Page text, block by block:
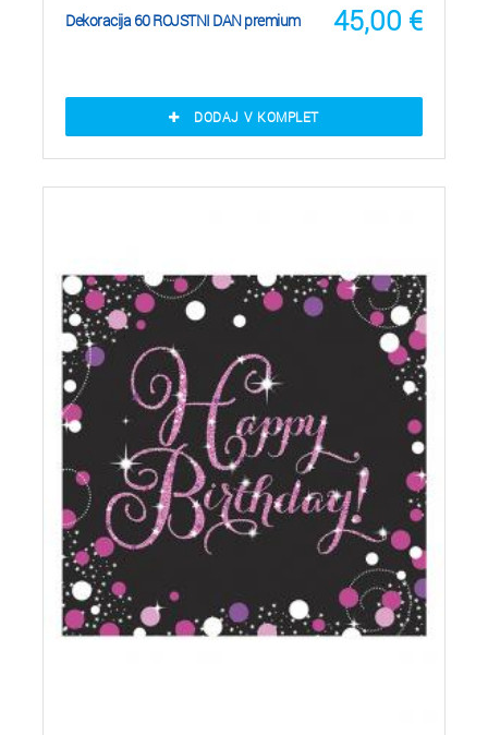
45,00 €
Dekoracija 60 ROJSTNI DAN premium
DODAJ V KOMPLET